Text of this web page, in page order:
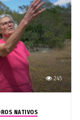
245
NATIVOS